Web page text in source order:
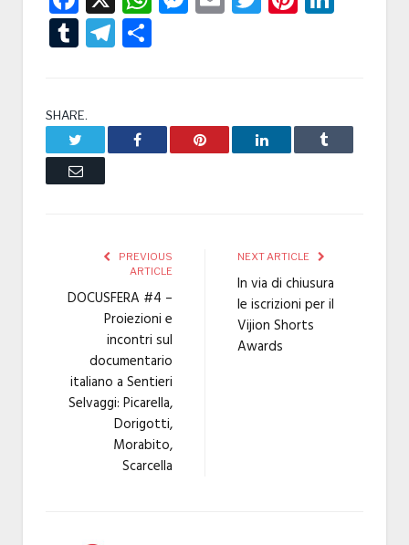
TumblrTelegram
SHARE.
Facebook Pinterest LinkedIn Tumblr
Email
PREVIOUS
ARTICLE
DOCUSFERA #4 –
Proiezioni e
incontri sul
documentario
italiano a Sentieri
Selvaggi: Picarella,
Dorigotti,
Morabito,
Scarcella
NEXT ARTICLE
In via di chiusura
le iscrizioni per il
Vijion Shorts
Awards